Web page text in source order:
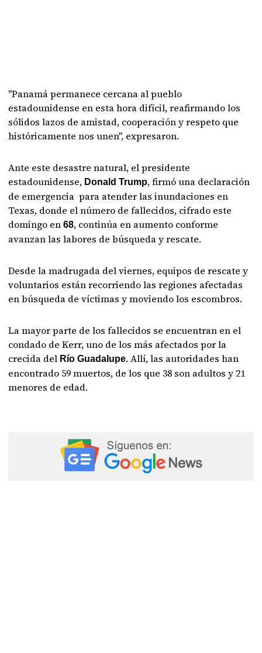
"Panamá permanece cercana al pueblo
estadounidense en esta hora difícil, reafirmando los
sólidos lazos de amistad, cooperación y respeto que
históricamente nos unen", expresaron.
Ante este desastre natural, el presidente
estadounidense, Donald Trump, firmó una declaración
de emergencia para atender las inundaciones en
Texas, donde el número de fallecidos, cifrado este
domingo en68, continúa en aumento conforme
avanzan las labores de búsqueda y rescate.
Desde la madrugada del viernes, equipos de rescate y
voluntarios están recorriendo las regiones afectadas
en búsqueda de víctimas y moviendo los escombros.
La mayor parte de los fallecidos se encuentran en el
condado de Kerr, uno de los más afectados por la
crecida del Río Guadalupe. Allí, las autoridades han
encontrado 59 muertos, de los que 38 son adultos y 21
menores de edad.